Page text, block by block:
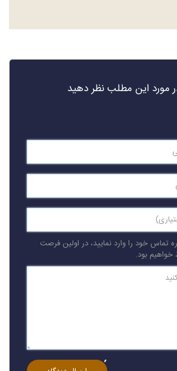
مورد این مطلب نظر دهید
تماس خود را وارد نمایید، در اولین فرصت
خواهیم بود.